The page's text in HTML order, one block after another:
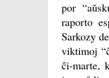
por
raporto
Sarkozy
viktimoj
ĉi-marte,